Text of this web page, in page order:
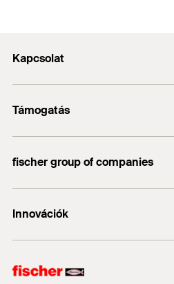
Kapcsolat
info@fischerhungary.hu
+36 1 347 9754
Támogatás
Műszaki dokumentumok letöltése
Profi App
fischer group of companies
fischertechnik
Innovációk
ULTRACUT FBS II